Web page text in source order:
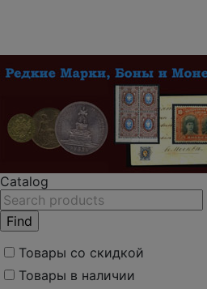
Catalog
Товары со скидкой
Товары в наличии